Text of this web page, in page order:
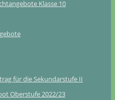
Klasse 10
für die Sekundarstufe II
Oberstufe 2022/23